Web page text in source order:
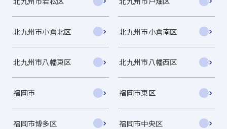
北九州市小倉北区 北九州市小倉南区
北九州市八幡東区 北九州市八幡西区
福岡市 福岡市東区
福岡市博多区 福岡市中央区